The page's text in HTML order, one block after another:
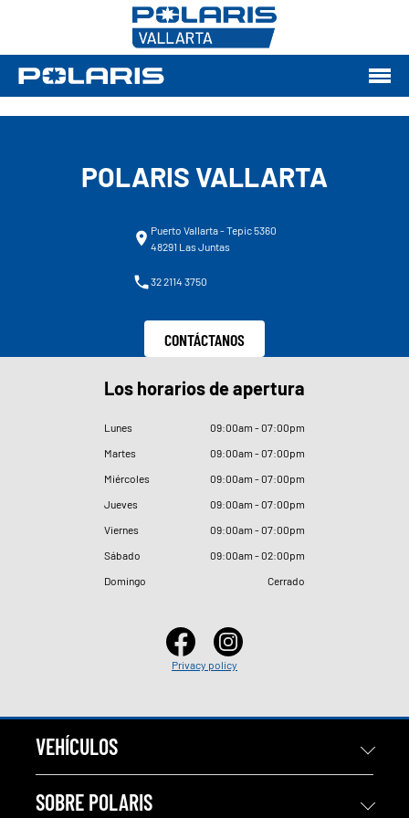
POLARIS VALLARTA
Puerto Vallarta - Tepic 5360
48291 Las Juntas
32 2114 3750
CONTÁCTANOS
Los horarios de apertura
Lunes 09:00am - 07:00pm
Martes
09:00am - 07:00pm
Miércoles
09:00am - 07:00pm
Jueves
09:00am - 07:00pm
Viernes
09:00am - 07:00pm
Sábado
09:00am - 02:00pm
Domingo
Cerrado
Privacy policy
VEHÍCULOS
SOBRE POLARIS